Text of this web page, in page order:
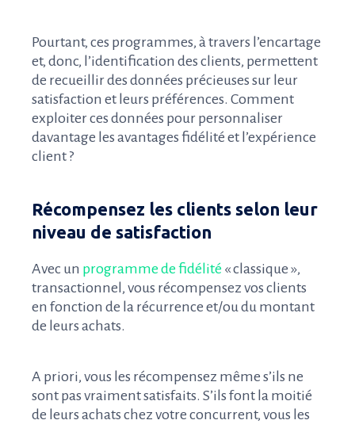
Pourtant, ces programmes, à travers l’encartage
et, donc, l’identification des clients, permettent
de recueillir des données précieuses sur leur
satisfaction et leurs préférences. Comment
exploiter ces données pour personnaliser
davantage les avantages fidélité et l’expérience
client ?
Récompensez les clients selon leur
niveau de satisfaction
Avec un programme de fidélité « classique »,
transactionnel, vous récompensez vos clients
en fonction de la récurrence et/ou du montant
de leurs achats.
A priori, vous les récompensez même s’ils ne
sont pas vraiment satisfaits. S’ils font la moitié
de leurs achats chez votre concurrent, vous les